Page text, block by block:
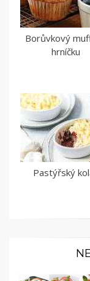
Borůvkový
hrníčku
Pastýřský